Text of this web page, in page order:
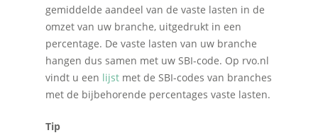
gemiddelde aandeel van de vaste lasten in de
omzet van uw branche, uitgedrukt in een
percentage. De vaste lasten van uw branche
hangen dus samen met uw SBI-code. Op rvo.nl
vindt u een lijst met de SBI-codes van branches
met de bijbehorende percentages vaste lasten.
Tip